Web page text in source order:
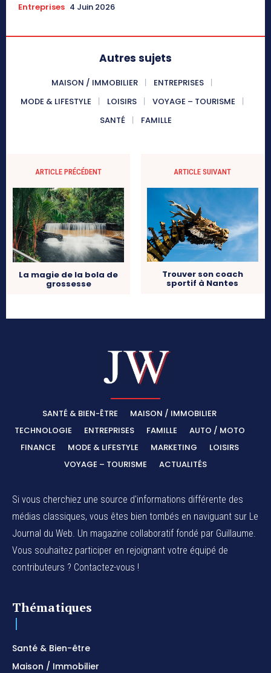
Entreprises 4 Juin 2026
Autres sujets
MAISON / IMMOBILIER
ENTREPRISES
MODE & LIFESTYLE
LOISIRS
VOYAGE – TOURISME
SANTÉ
FAMILLE
ARTICLE PRÉCÉDENT
La magie de la bola de
grossesse
ARTICLE SUIVANT
Trouver son coach
sportif à Nantes
SANTÉ & BIEN-ÊTRE
MAISON / IMMOBILIER
TECHNOLOGIE
ENTREPRISES FAMILLE
AUTO / MOTO
FINANCE
MODE & LIFESTYLE MARKETING
LOISIRS
VOYAGE – TOURISME
ACTUALITÉS
Si vous cherchiez une source d'informations différente des
médias classiques, vous êtes bien tombés en naviguant sur Le
Journal du Web. Un magazine collaboratif fondé par Guillaume.
Vous souhaitez participer en rejoignant votre équipé de
contributeurs ? Contactez-vous !
Thématiques
Santé & Bien-être
Maison / Immobilier